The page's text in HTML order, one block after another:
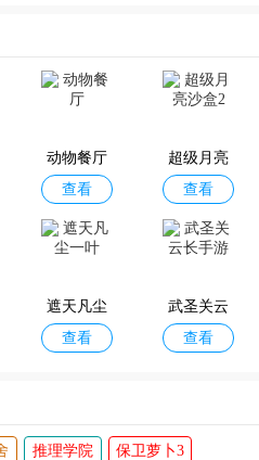
动物餐厅
查看
超级月亮
沙盒2
查看
遮天凡尘
一叶
查看
武圣关云
长手游
查看
推理学院 保卫萝卜3